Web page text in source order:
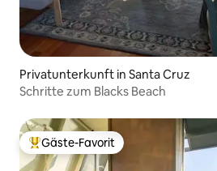
Privatunterkunft in Santa Cruz
Schritte zum Blacks Beach
Beliebter Gäste-Favorit.
Gäste-Favorit